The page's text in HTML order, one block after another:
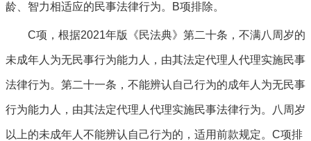
龄、智力相适应的民事法律行为。B项排除。
C项，根据2021年版《民法典》第二十条，不满八周岁的
未成年人为无民事行为能力人，由其法定代理人代理实施民事
法律行为。第二十一条，不能辨认自己行为的成年人为无民事
行为能力人，由其法定代理人代理实施民事法律行为。八周岁
以上的未成年人不能辨认自己行为的，适用前款规定。C项排